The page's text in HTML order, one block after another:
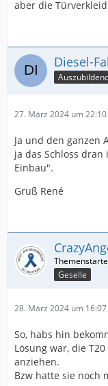
aber die
Diesel-
27. März 2024 um 22:10
Ja und den ganzen
ja das Schloss dran
Einbau".
Gruß René
Geselle
28. März 2024 um 16:07
So, habs hin
Lösung war, die
anziehen.
Bzw hatte sie noch